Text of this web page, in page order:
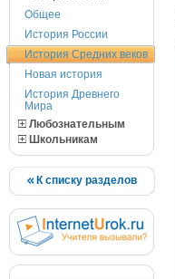
Общее
История России
История Средних веков
Новая история
История Древнего
Мира
Любознательным
Школьникам
К списку разделов